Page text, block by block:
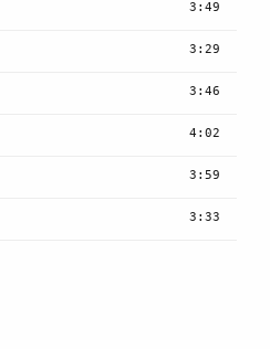
3:49
3:29
3:46
4:02
3:59
3:33